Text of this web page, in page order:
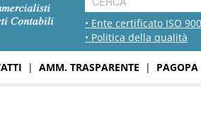
• Ente certificato ISO
• Politica della qualità
| AMM. TRASPARENTE | PAGOPA